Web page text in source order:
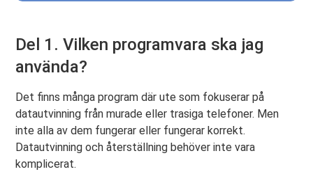
Del 1. Vilken programvara ska jag
använda?
Det finns många program där ute som fokuserar på
datautvinning från murade eller trasiga telefoner. Men
inte alla av dem fungerar eller fungerar korrekt.
Datautvinning och återställning behöver inte vara
komplicerat.